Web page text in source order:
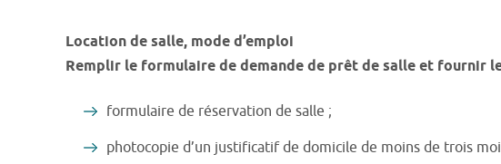
Location de salle, mode d’emploi
Remplir le formulaire de demande de prêt de salle et fournir
formulaire de réservation de salle ;
photocopie d’un justificatif de domicile de moins de trois